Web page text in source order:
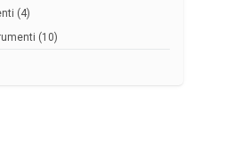
(4)
(10)